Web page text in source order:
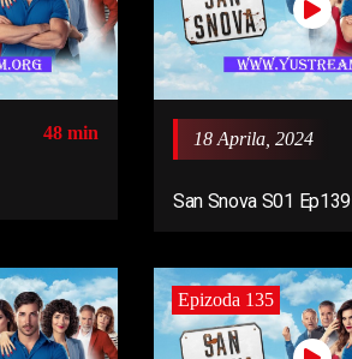
48 min 18 Aprila, 2024
San Snova S01 Ep139
Epizoda 135